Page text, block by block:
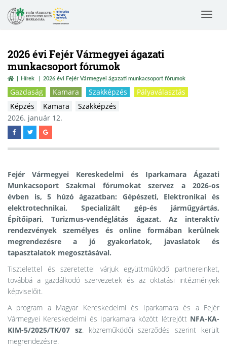
Toggle
2026 évi Fejér Vármegyei ágazati
munkacsoport fórumok
Hírek 2026 évi Fejér Vármegyei ágazati munkacsoport fórumok
Gazdaság Kamara Szakképzés
Pályaválasztás
Képzés
Kamara
Szakképzés
2026. január 12.
Fejér Vármegyei Kereskedelmi és Iparkamara Ágazati
Munkacsoport Szakmai fórumokat szervez a 2026-os
évben is, 5 húzó ágazatban: Gépészeti, Elektronikai és
elektrotechnikai, Specializált gép-és járműgyártás,
Építőipari, Turizmus-vendéglátás ágazat. Az interaktív
rendezvények személyes és online formában kerülnek
megrendezésre a jó gyakorlatok, javaslatok és
tapasztalatok megosztásával.
Tisztelettel és szeretettel várjuk együttműködő partnereinket,
továbbá a gazdálkodó szervezetek és az oktatási intézmények
képviselőit.
A program a Magyar Kereskedelmi és Iparkamara és a Fejér
Vármegyei Kereskedelmi és Iparkamara között létrejött NFA-KA-
KIM-5/2025/TK/07 sz. közreműködői szerződés szerint került
megrendezésre.